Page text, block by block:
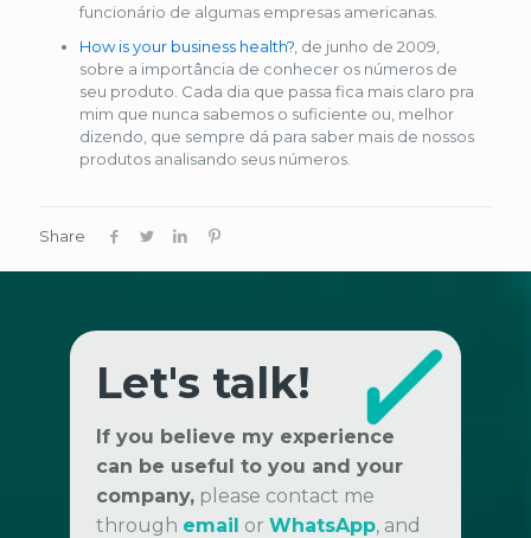
funcionário de algumas empresas americanas.
How is your business health?, de junho de 2009,
sobre a importância de conhecer os números de
seu produto. Cada dia que passa fica mais claro pra
mim que nunca sabemos o suficiente ou, melhor
dizendo, que sempre dá para saber mais de nossos
produtos analisando seus números.
Share
Let's talk!
If you believe my experience
can be useful to you and your
company, please contact me
through email or WhatsApp, and